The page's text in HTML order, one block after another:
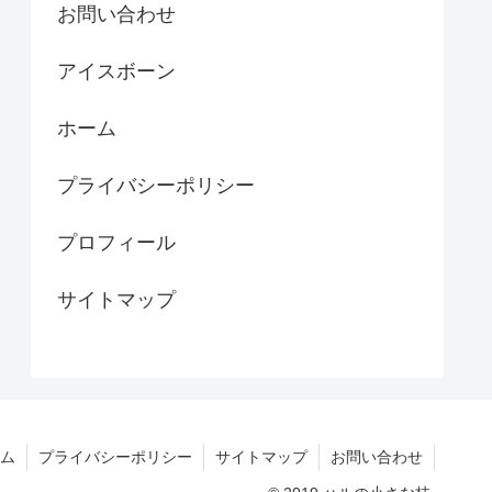
お問い合わせ
アイスボーン
ホーム
プライバシーポリシー
プロフィール
サイトマップ
プライバシーポリシー サイトマップ お問い合わせ